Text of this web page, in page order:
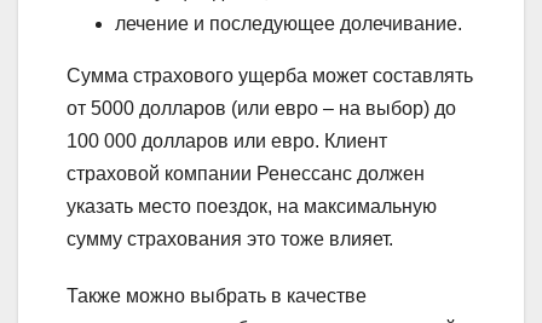
лечение и последующее долечивание.
Сумма страхового ущерба может составлять
от 5000 долларов (или евро – на выбор) до
100 000 долларов или евро. Клиент
страховой компании Ренессанс должен
указать место поездок, на максимальную
сумму страхования это тоже влияет.
Также можно выбрать в качестве